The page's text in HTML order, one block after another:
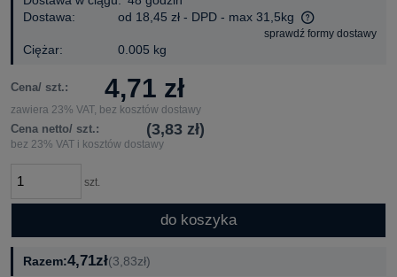
Dostawa:
od 18,45 zł - DPD - max 31,5kg
Cena nie zawiera ewentualnych kosztów płatnościsprawdź formy dostawy
Ciężar: 0.005 kg
Cena/ szt.: 4,71 zł
zawiera 23% VAT, bez kosztów dostawy
Cena netto/ szt.: (3,83 zł)
bez 23% VAT i kosztów dostawy
szt.
do koszyka
Razem:4,71zł(3,83zł)